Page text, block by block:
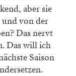
aber sie
von der
Das nervt
Das will ich
Saison